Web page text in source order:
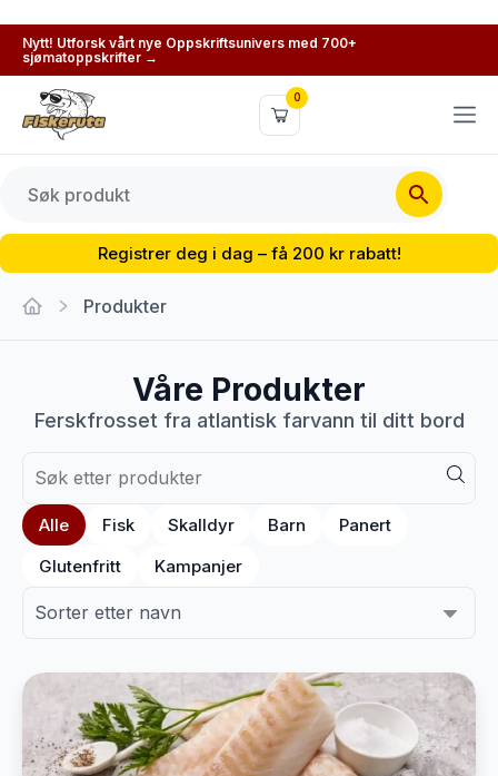
Nytt! Utforsk vårt nye Oppskriftsunivers med 700+
sjømatoppskrifter →
0
Registrer deg i dag – få 200 kr rabatt!
Produkter
Våre Produkter
Ferskfrosset fra atlantisk farvann til ditt bord
Alle Fisk Skalldyr Barn
Panert
Glutenfritt
Kampanjer